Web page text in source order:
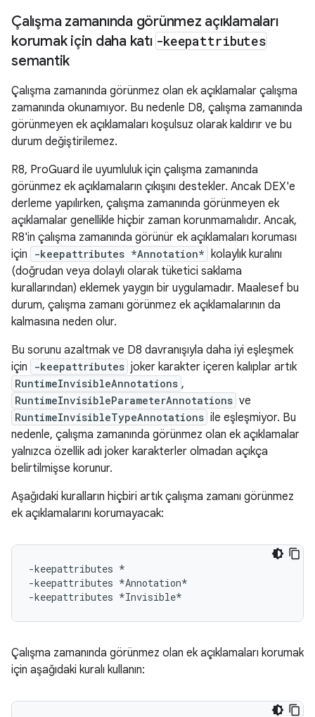
Çalışma zamanında görünmez açıklamaları
korumak için daha katı -keepattributes
semantik
Çalışma zamanında görünmez olan ek açıklamalar çalışma
zamanında okunamıyor. Bu nedenle D8, çalışma zamanında
görünmeyen ek açıklamaları koşulsuz olarak kaldırır ve bu
durum değiştirilemez.
R8, ProGuard ile uyumluluk için çalışma zamanında
görünmez ek açıklamaların çıkışını destekler. Ancak DEX'e
derleme yapılırken, çalışma zamanında görünmeyen ek
açıklamalar genellikle hiçbir zaman korunmamalıdır. Ancak,
R8'in çalışma zamanında görünür ek açıklamaları koruması
için
-keepattributes *Annotation*
kolaylık kuralını
(doğrudan veya dolaylı olarak tüketici saklama
kurallarından) eklemek yaygın bir uygulamadır. Maalesef bu
durum, çalışma zamanı görünmez ek açıklamalarının da
kalmasına neden olur.
Bu sorunu azaltmak ve D8 davranışıyla daha iyi eşleşmek
için
-keepattributes joker karakter içeren kalıplar artık
RuntimeInvisibleAnnotations ,
RuntimeInvisibleParameterAnnotations ve
RuntimeInvisibleTypeAnnotations ile eşleşmiyor. Bu
nedenle, çalışma zamanında görünmez olan ek açıklamalar
yalnızca özellik adı joker karakterler olmadan açıkça
belirtilmişse korunur.
Aşağıdaki kuralların hiçbiri artık çalışma zamanı görünmez
ek açıklamalarını korumayacak:
-keepattributes *
-keepattributes *Annotation*
Çalışma zamanında görünmez olan ek açıklamaları korumak
için aşağıdaki kuralı kullanın: